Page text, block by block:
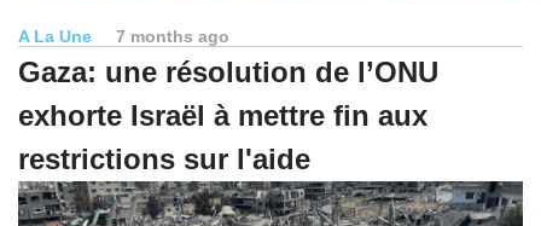
A La Une 7 months ago
Gaza: une résolution de l’ONU
exhorte Israël à mettre fin aux
restrictions sur l'aide